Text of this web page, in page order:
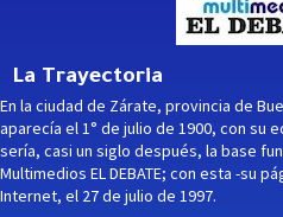
La Trayectoria
En la ciudad de Zárate, provincia de
aparecía el 1° de julio de 1900, con su
sería, casi un siglo después, la base
Multimedios EL DEBATE; con esta -su
Internet, el 27 de julio de 1997.